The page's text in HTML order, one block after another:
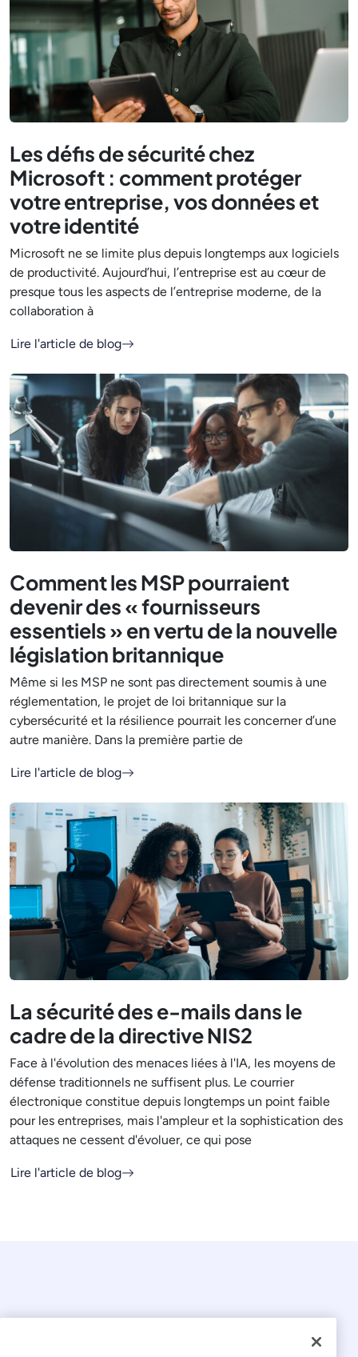
Les défis de sécurité chez
Microsoft : comment protéger
votre entreprise, vos données et
votre identité
Microsoft ne se limite plus depuis longtemps aux logiciels
de productivité. Aujourd’hui, l’entreprise est au cœur de
presque tous les aspects de l’entreprise moderne, de la
collaboration à
Lire l'article de blog
Comment les MSP pourraient
devenir des « fournisseurs
essentiels » en vertu de la nouvelle
législation britannique
Même si les MSP ne sont pas directement soumis à une
réglementation, le projet de loi britannique sur la
cybersécurité et la résilience pourrait les concerner d’une
autre manière. Dans la première partie de
Lire l'article de blog
La sécurité des e-mails dans le
cadre de la directive NIS2
Face à l'évolution des menaces liées à l'IA, les moyens de
défense traditionnels ne suffisent plus. Le courrier
électronique constitue depuis longtemps un point faible
pour les entreprises, mais l'ampleur et la sophistication des
attaques ne cessent d'évoluer, ce qui pose
Lire l'article de blog